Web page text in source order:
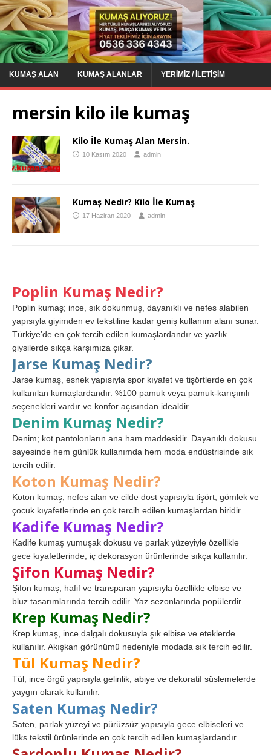
KUMAŞ ALAN KUMAŞ ALANLAR YERIMIZ / İLETIŞIM
mersin kilo ile kumaş
Kilo İle Kumaş Alan Mersin.
10 Kasım 2020 admin
Kumaş Nedir? Kilo İle Kumaş
17 Haziran 2020 admin
Poplin Kumaş Nedir?
Poplin kumaş; ince, sık dokunmuş, dayanıklı ve nefes alabilen
yapısıyla giyimden ev tekstiline kadar geniş kullanım alanı sunar.
Türkiye’de en çok tercih edilen kumaşlardandır ve yazlık
giysilerde sıkça karşımıza çıkar.
Jarse Kumaş Nedir?
Jarse kumaş, esnek yapısıyla spor kıyafet ve tişörtlerde en çok
kullanılan kumaşlardandır. %100 pamuk veya pamuk-karışımlı
seçenekleri vardır ve konfor açısından idealdir.
Denim Kumaş Nedir?
Denim; kot pantolonların ana ham maddesidir. Dayanıklı dokusu
sayesinde hem günlük kullanımda hem moda endüstrisinde sık
tercih edilir.
Koton Kumaş Nedir?
Koton kumaş, nefes alan ve cilde dost yapısıyla tişört, gömlek ve
çocuk kıyafetlerinde en çok tercih edilen kumaşlardan biridir.
Kadife Kumaş Nedir?
Kadife kumaş yumuşak dokusu ve parlak yüzeyiyle özellikle
gece kıyafetlerinde, iç dekorasyon ürünlerinde sıkça kullanılır.
Şifon Kumaş Nedir?
Şifon kumaş, hafif ve transparan yapısıyla özellikle elbise ve
bluz tasarımlarında tercih edilir. Yaz sezonlarında popülerdir.
Krep Kumaş Nedir?
Krep kumaş, ince dalgalı dokusuyla şık elbise ve eteklerde
kullanılır. Akışkan görünümü nedeniyle modada sık tercih edilir.
Tül Kumaş Nedir?
Tül, ince örgü yapısıyla gelinlik, abiye ve dekoratif süslemelerde
yaygın olarak kullanılır.
Saten Kumaş Nedir?
Saten, parlak yüzeyi ve pürüzsüz yapısıyla gece elbiseleri ve
lüks tekstil ürünlerinde en çok tercih edilen kumaşlardandır.